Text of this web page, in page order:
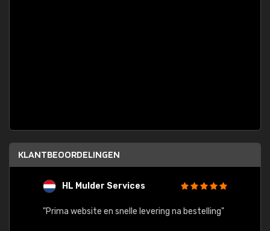
KLANTBEOORDELINGEN
HL Mulder Services
"Prima website en snelle levering na bestelling"